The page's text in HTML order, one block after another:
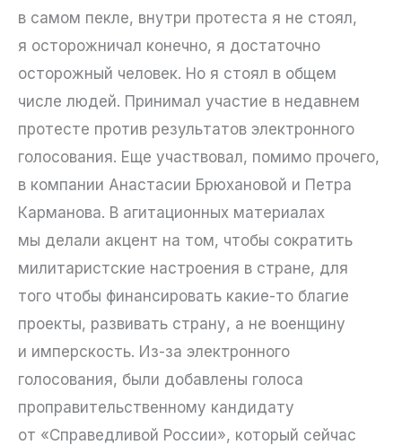
в самом пекле, внутри протеста я не стоял,
я осторожничал конечно, я достаточно
осторожный человек. Но я стоял в общем
числе людей. Принимал участие в недавнем
протесте против результатов электронного
голосования. Еще участвовал, помимо прочего,
в компании Анастасии Брюхановой и Петра
Карманова. В агитационных материалах
мы делали акцент на том, чтобы сократить
милитаристские настроения в стране, для
того чтобы финансировать какие-то благие
проекты, развивать страну, а не военщину
и имперскость. Из-за электронного
голосования, были добавлены голоса
проправительственному кандидату
от «Справедливой России», который сейчас